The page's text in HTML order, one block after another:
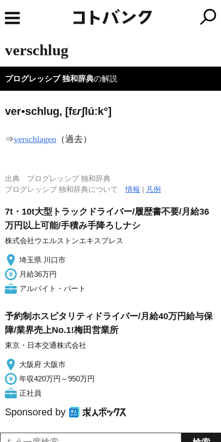
verschlug
プログレッシブ 独和辞典の解説
ver•schlug, [fεrʃlúːk°]
⇒verschlagen （過去）
出典 プログレッシブ 独和辞典
プログレッシブ 独和辞典について情報 | 凡例
7t・10t大型トラックドライバー/履歴書不要/月給36
万円以上可能/手積み手降ろしナシ
株式会社ウエルストンエキスプレス
埼玉県 川口市
月給36万円
アルバイト・パート
予約制ホスピタリティドライバー/月給40万円給与保
障/業界売上No.1!梅田営業所
東京・日本交通株式会社
大阪府 大阪市
年収420万円～950万円
正社員
Sponsored by